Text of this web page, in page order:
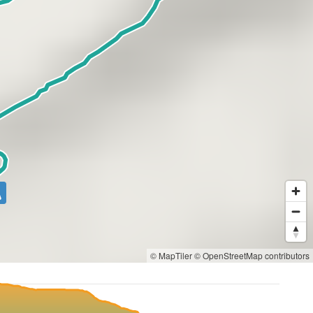
© MapTiler© OpenStreetMap contributors